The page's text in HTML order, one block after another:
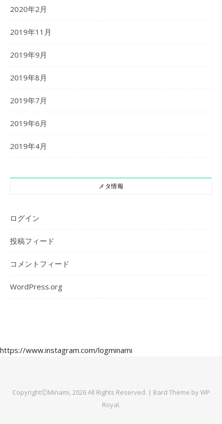
2020年2月
2019年11月
2019年9月
2019年8月
2019年7月
2019年6月
2019年4月
メタ情報
ログイン
投稿フィード
コメントフィード
WordPress.org
https://www.instagram.com/logminami
CopyrightⒸMinami, 2026 All Rights Reserved. | Bard Theme byWP
Royal.